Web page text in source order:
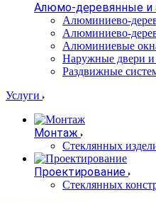
Алюмо-деревянные и
Алюминиево-
Алюминиево-
Алюминиевые
Наружные двери
Раздвижные
Услуги
Монтаж
Стеклянных
Проектирование
Стеклянных